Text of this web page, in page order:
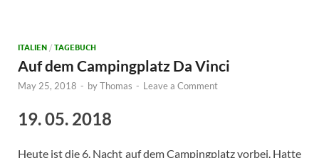
ITALIEN / TAGEBUCH
Auf dem Campingplatz Da Vinci
May 25, 2018 - byThomas - Leave a Comment
19. 05. 2018
Heute ist die 6. Nacht auf dem Campingplatz vorbei. Hatte